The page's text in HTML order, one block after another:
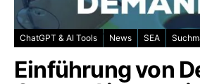
ChatGPT & AI Tools News SEA
Einführung von